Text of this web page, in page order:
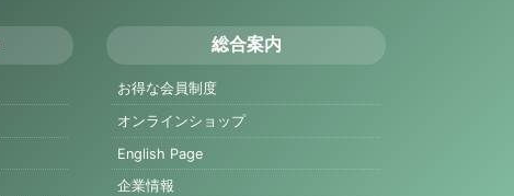
総合案内
お得な会員制度
オンラインショップ
English Page
企業情報